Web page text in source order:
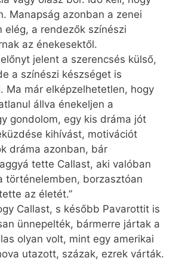
Manapság azonban a zenei
elég, a rendezők színészi
az énekesektől.
jelent a szerencsés külső,
a színészi készséget is
Ma már elképzelhetetlen, hogy
állva énekeljen a
gondolom, egy kis dráma jót
kihívást, motivációt
dráma azonban, bár
tette Callast, aki valóban
történelemben, borzasztóan
az életét.”
Callast, s ké­sőbb Pavarottit is
ünnepelték, bármerre jártak a
olyan volt, mint egy amerikai
utazott, százak, ezrek várták.